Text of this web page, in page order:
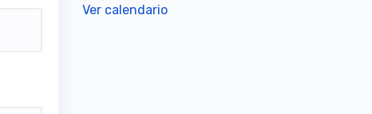
Ver calendario